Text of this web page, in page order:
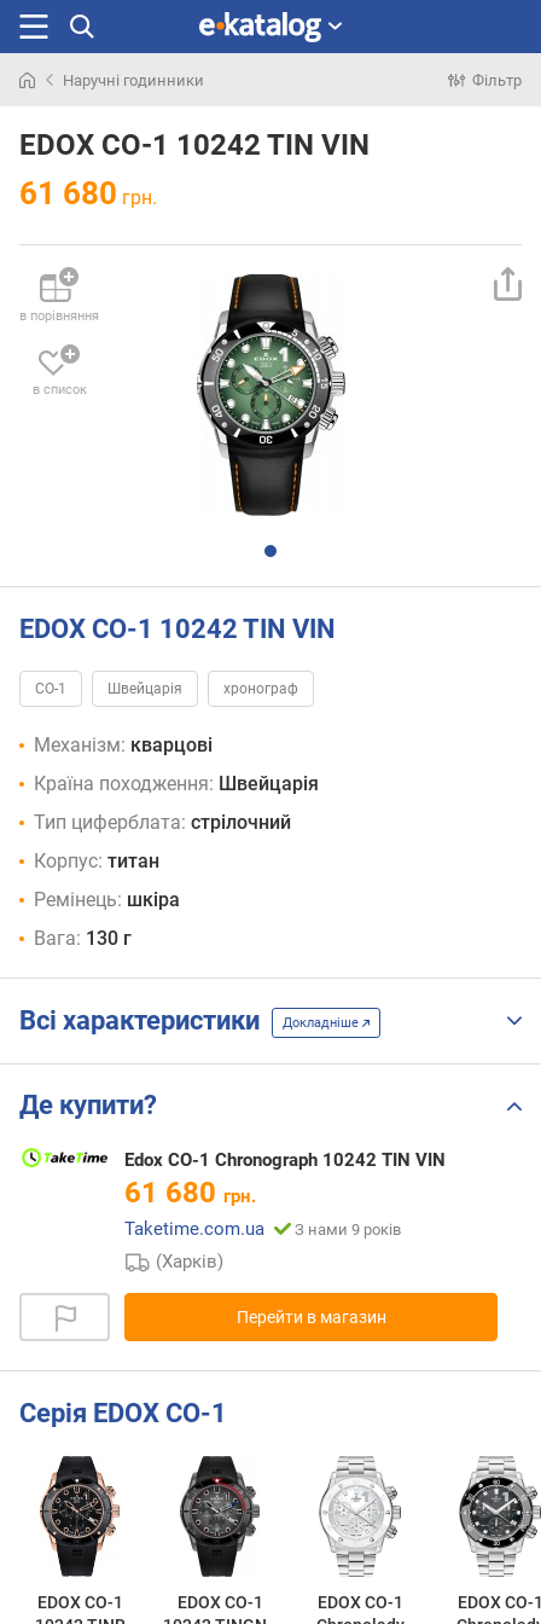
раніше
Наручні годинники Фільтр
EDOX CO-1 10242 TIN VIN
61 680 грн.
в порівняння
в список
EDOX CO-1 10242 TIN VIN
CO-1 Швейцарія хронограф
Механізм: кварцові
Країна походження: Швейцарія
Тип циферблата: стрілочний
Корпус: титан
Ремінець: шкіра
Вага: 130 г
Всі характеристики Докладніше
Де купити?
Edox CO-1 Chronograph 10242 TIN VIN
61 680 грн.
Taketime.com.ua
З нами 9 років
(Харків)
Перейти в магазин
Серія EDOX CO-1
EDOX CO-1
EDOX CO-1
EDOX CO-1
EDOX CO-